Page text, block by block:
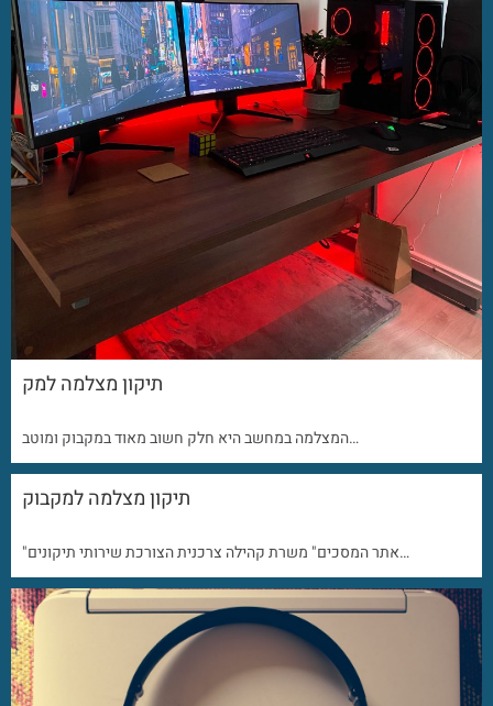
תיקון מצלמה למק
המצלמה במחשב היא חלק חשוב מאוד במקבוק ומוטב…
תיקון מצלמה למקבוק
"אתר המסכים" משרת קהילה צרכנית הצורכת שירותי תיקונים…